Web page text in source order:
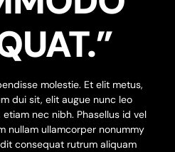
molestie. Et elit metus,
dui sit, elit augue nunc leo
nec nibh. Phasellus id vel
nullam ullamcorper nonummy
consequat rutrum aliquam